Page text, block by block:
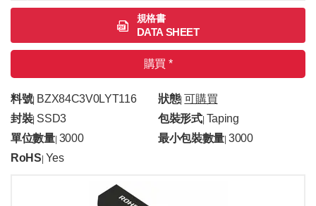
規格書
DATA SHEET
購買 *
料號| BZX84C3V0LYT116 狀態| 可購買
封裝| SSD3 包裝形式| Taping
單位數量| 3000 最小包裝數量 |3000
RoHS Yes